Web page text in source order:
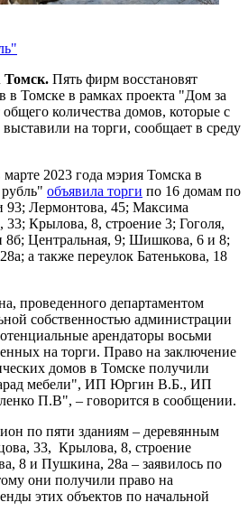
Пять фирм восстановят
в Томске в рамках проекта "Дом за
количества домов, которые с
выставили на торги, сообщает в среду
2023 года мэрия Томска в
объявила торги по 16 домам по
93; Лермонтова, 45; Максима
33; Крылова, 8, строение 3; Гоголя,
8б; Центральная, 9; Шишкова, 6 и 8;
а также переулок Батенькова, 18
проведенного департаментом
собственностью администрации
арендаторы восьми
на торги. Право на заключение
домов в Томске получили
мебели", ИП Юргин В.Б., ИП
П.В", – говорится в сообщении.
по пяти зданиям – деревянным
33, Крылова, 8, строение
8 и Пушкина, 28а – заявилось по
они получили право на
этих объектов по начальной